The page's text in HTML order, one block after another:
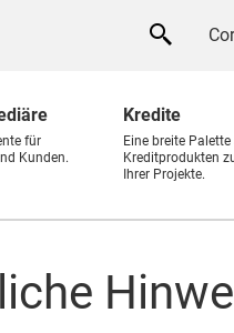
für
Kunden.
Kredite
Eine breite Palette
Kreditprodukten
Ihrer Projekte.